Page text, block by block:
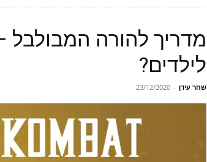
מדריך להורה המבולבל
לילדים?
שחר עידן -
23/12/2020